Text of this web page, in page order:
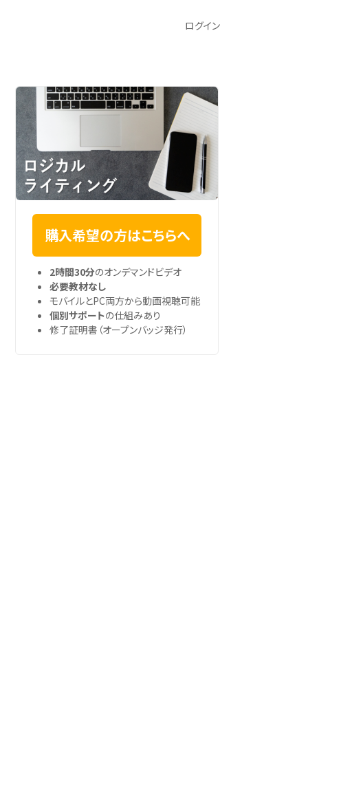
ログイン
購入希望の方はこちらへ
2時間30分のオンデマンドビデオ
必要教材なし
モバイルとPC両方から動画視聴可能
個別サポートの仕組みあり
修了証明書（オープンバッジ発行）